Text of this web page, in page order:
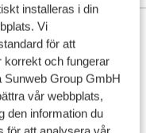
installeras i din
Vi
för att
korrekt och fungerar
Sunweb Group GmbH
vår webbplats,
den information du